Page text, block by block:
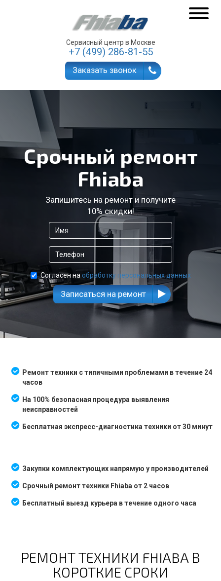
Сервисный центр в Москве
+7 (499) 286-81-55
Заказать звонок
Срочный ремонт
Fhiaba
Запишитесь на ремонт и получите
10% скидки!
Согласен на обработку персональных данных
Записаться на ремонт
Ремонт техники с типичными проблемами в течение 24
часов
На 100% безопасная процедура выявления
неисправностей
Бесплатная экспресс-диагностика техники от 30 минут
Закупки комплектующих напрямую у производителей
Срочный ремонт техники Fhiaba от 2 часов
Бесплатный выезд курьера в течение одного часа
РЕМОНТ ТЕХНИКИ FHIABA В
КОРОТКИЕ СРОКИ